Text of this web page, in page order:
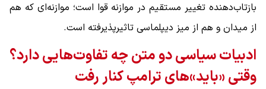
بازتاب‌دهنده تغییر مستقیم در موازنه قوا است؛ موازنه‌ای که هم
از میدان و هم از میز دیپلماسی تاثیرپذیرفته است.
ادبیات سیاسی دو متن چه تفاوت‌هایی دارد؟
وقتی «باید»های ترامپ کنار رفت